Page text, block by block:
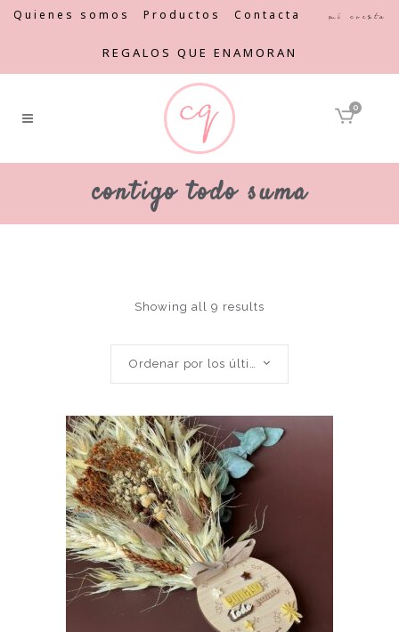
Quienes somos Productos Contacta Mi cuenta
REGALOS QUE ENAMORAN
0
contigo todo suma
Showing all 9 results
Ordenar por los últimos